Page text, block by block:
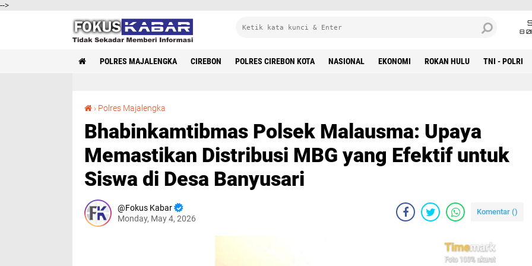
-->
8
POLRES MAJALENGKA CIREBON POLRES CIREBON KOTA NASIONAL EKONOMI ROKAN HULU TNI - POLRI
› Polres Majalengka
Bhabinkamtibmas Polsek Malausma: Upaya
Memastikan Distribusi MBG yang Efektif untuk
Siswa di Desa Banyusari
Fokus Kabar
Monday, May 4, 2026
Komentar ()